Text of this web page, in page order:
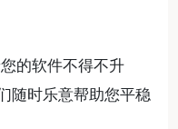
的软件不得不升
随时乐意帮助您平稳